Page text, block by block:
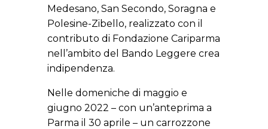
Medesano, San Secondo, Soragna e
Polesine-Zibello, realizzato con il
contributo di Fondazione Cariparma
nell’ambito del Bando Leggere crea
indipendenza.
Nelle domeniche di maggio e
giugno 2022 – con un’anteprima a
Parma il 30 aprile – un carrozzone